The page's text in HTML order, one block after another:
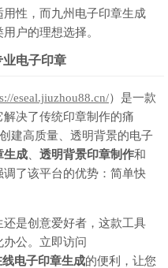
性，而九州电子印章生成
户的理想选择。
电子印章
eseal.jiuzhou88.cn/）是一款
解决了传统印章制作的痛
建高质量、透明背景的电子
生成 透明背景印章制作和
了该平台的优势：简单快
是创意爱好者，这款工具
公。立即访问
线电子印章生成的便利，让您